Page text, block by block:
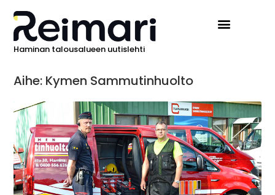
Haminan talousalueen uutislehti
Aihe: Kymen Sammutinhuolto